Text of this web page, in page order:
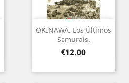
OKINAWA. Los Últimos
Samurais.
Price
€12.00